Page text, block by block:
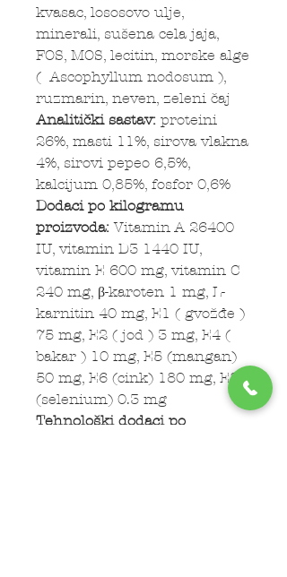
kvasac, lososovo ulje,
minerali, sušena cela jaja,
FOS, MOS, lecitin, morske alge
( Ascophyllum nodosum ),
ruzmarin, neven, zeleni čaj
Analitički sastav: proteini
26%, masti 11%, sirova vlakna
4%, sirovi pepeo 6,5%,
kalcijum 0,85%, fosfor 0,6%
Dodaci po kilogramu
proizvoda:Vitamin A 26400
IU, vitamin D3 1440 IU,
vitamin E 600 mg, vitamin C
240 mg, β-karoten 1 mg, L-
karnitin 40 mg, E1 ( gvožđe )
75 mg, E2 ( jod ) 3 mg, E4 (
bakar ) 10 mg, E5 (mangan)
50 mg, E6 (cink) 180 mg, E8
(selenium) 0.3 mg
Tehnološki dodaci po